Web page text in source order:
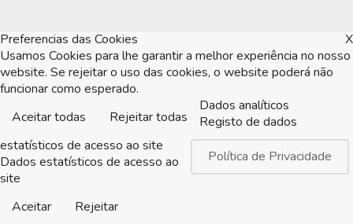
X
Preferencias das Cookies
Usamos Cookies para lhe garantir a melhor experiência no nosso
website. Se rejeitar o uso das cookies, o website poderá não
funcionar como esperado.
Aceitar todas
Rejeitar todas
Política de Privacidade
Dados analíticos
Registo de dados
estatísticos de acesso ao site
Dados estatísticos de acesso ao
site
Aceitar
Rejeitar